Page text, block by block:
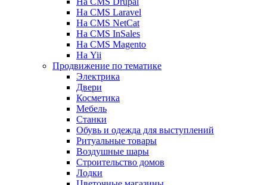
На CMS Laravel
На CMS NetCat
На CMS InSales
На CMS Magento
На Yii
Продвижение по тематике
Электрика
Двери
Косметика
Мебель
Станки
Обувь и одежда для выступлений
Ритуальные товары
Воздушные шары
Строительство домов
Лодки